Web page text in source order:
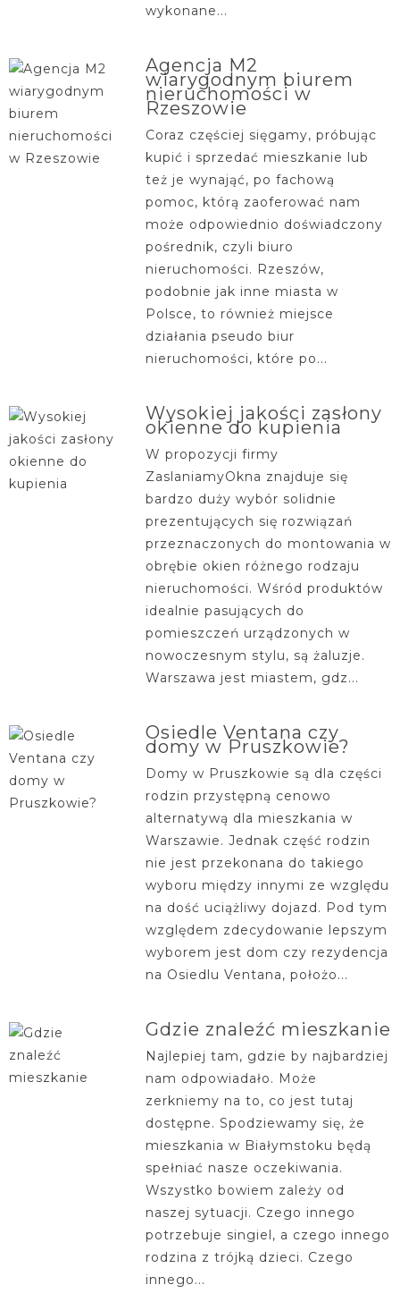
wykonane...
Agencja M2
wiarygodnym biurem
nieruchomości w
Rzeszowie
Coraz częściej sięgamy, próbując
kupić i sprzedać mieszkanie lub
też je wynająć, po fachową
pomoc, którą zaoferować nam
może odpowiednio doświadczony
pośrednik, czyli biuro
nieruchomości. Rzeszów,
podobnie jak inne miasta w
Polsce, to również miejsce
działania pseudo biur
nieruchomości, które po...
Wysokiej jakości zasłony
okienne do kupienia
W propozycji firmy
ZaslaniamyOkna znajduje się
bardzo duży wybór solidnie
prezentujących się rozwiązań
przeznaczonych do montowania w
obrębie okien różnego rodzaju
nieruchomości. Wśród produktów
idealnie pasujących do
pomieszczeń urządzonych w
nowoczesnym stylu, są żaluzje.
Warszawa jest miastem, gdz...
Osiedle Ventana czy
domy w Pruszkowie?
Domy w Pruszkowie są dla części
rodzin przystępną cenowo
alternatywą dla mieszkania w
Warszawie. Jednak część rodzin
nie jest przekonana do takiego
wyboru między innymi ze względu
na dość uciążliwy dojazd. Pod tym
względem zdecydowanie lepszym
wyborem jest dom czy rezydencja
na Osiedlu Ventana, położo...
Gdzie znaleźć mieszkanie
Najlepiej tam, gdzie by najbardziej
nam odpowiadało. Może
zerkniemy na to, co jest tutaj
dostępne. Spodziewamy się, że
mieszkania w Białymstoku będą
spełniać nasze oczekiwania.
Wszystko bowiem zależy od
naszej sytuacji. Czego innego
potrzebuje singiel, a czego innego
rodzina z trójką dzieci. Czego
innego...